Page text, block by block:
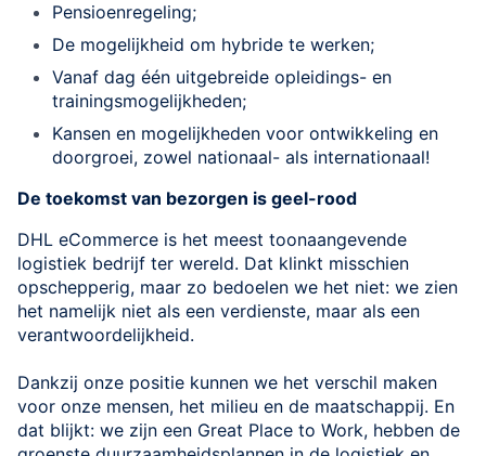
Pensioenregeling;
De mogelijkheid om hybride te werken;
Vanaf dag één uitgebreide opleidings- en
trainingsmogelijkheden;
Kansen en mogelijkheden voor ontwikkeling en
doorgroei, zowel nationaal- als internationaal!
De toekomst van bezorgen is geel-rood
DHL eCommerce is het meest toonaangevende
logistiek bedrijf ter wereld. Dat klinkt misschien
opschepperig, maar zo bedoelen we het niet: we zien
het namelijk niet als een verdienste, maar als een
verantwoordelijkheid.
Dankzij onze positie kunnen we het verschil maken
voor onze mensen, het milieu en de maatschappij. En
dat blijkt: we zijn een Great Place to Work, hebben de